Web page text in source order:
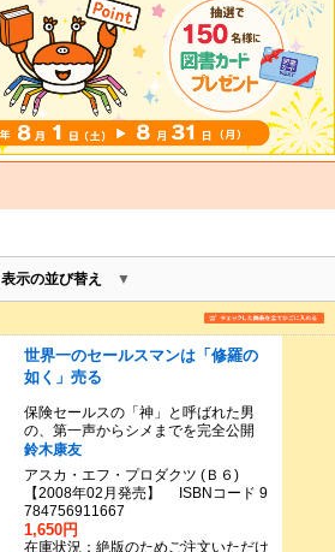
表示の並び替え
世界一のセールスマンは「修羅の
如く」売る
保険セールスの「神」と呼ばれた男
の、第一声からシメまでを完全公開
鈴木康友
アスカ・エフ・プロダクツ (Ｂ６)
【2008年02月発売】 ISBNコード 9
784756911667
1,650円
在庫状況：絶版のためご注文いただけ